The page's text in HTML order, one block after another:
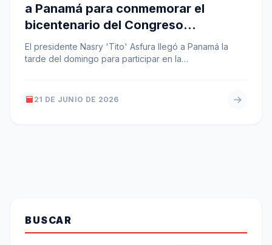
a Panamá para conmemorar el
bicentenario del Congreso
Anfictiónico
El presidente Nasry 'Tito' Asfura llegó a Panamá la
tarde del domingo para participar en la
21 DE JUNIO DE 2026
BUSCAR